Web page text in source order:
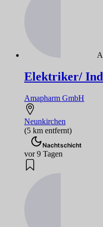
A
Elektriker/
Amapharm GmbH
Neunkirchen
(5 km entfernt)
Nachtschicht
vor 9 Tagen